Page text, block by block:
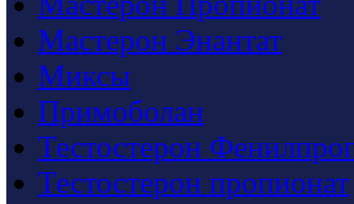
Мастерон Энантат
Миксы
Примоболан
Тестостерон
Тестостерон пропионат